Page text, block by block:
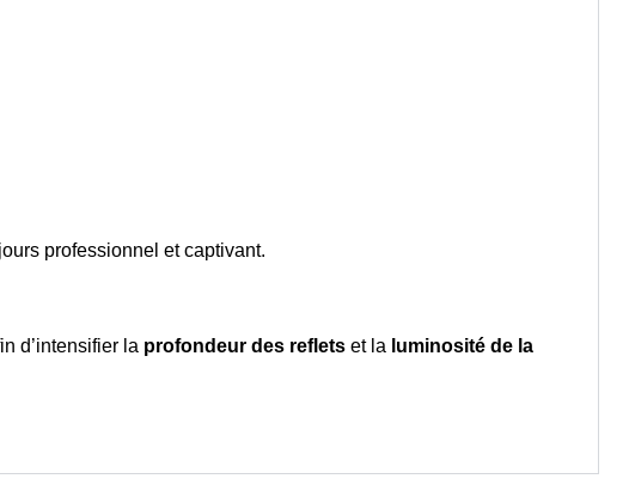
professionnel et captivant.
d’intensifier la profondeur des reflets et la luminosité de la